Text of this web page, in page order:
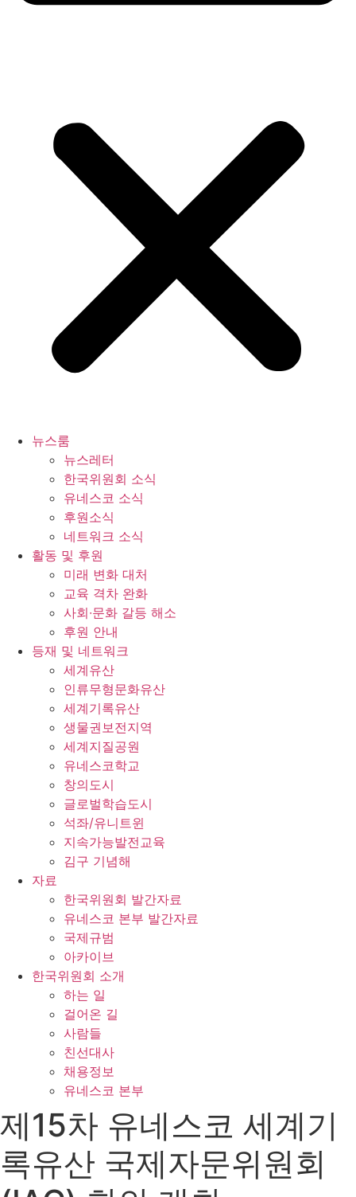
뉴스룸
뉴스레터
한국위원회 소식
유네스코 소식
후원소식
네트워크 소식
활동 및 후원
미래 변화 대처
교육 격차 완화
사회∙문화 갈등 해소
후원 안내
등재 및 네트워크
세계유산
인류무형문화유산
세계기록유산
생물권보전지역
세계지질공원
유네스코학교
창의도시
글로벌학습도시
석좌/유니트윈
지속가능발전교육
김구 기념해
자료
한국위원회 발간자료
유네스코 본부 발간자료
국제규범
아카이브
한국위원회 소개
하는 일
걸어온 길
사람들
친선대사
채용정보
유네스코 본부
제15차 유네스코 세계기
록유산 국제자문위원회